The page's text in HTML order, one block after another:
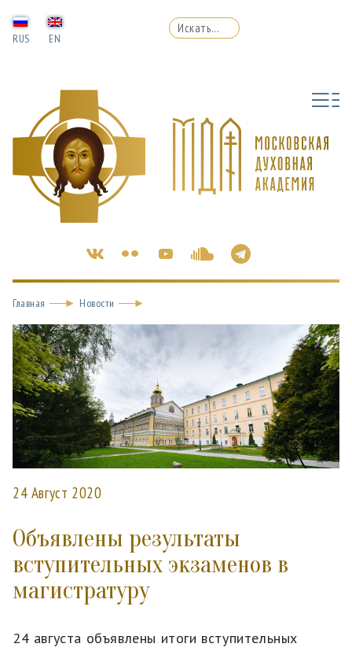
RUS EN
Главная Новости
24 Август 2020
Объявлены результаты
вступительных экзаменов в
магистратуру
24 августа объявлены итоги вступительных